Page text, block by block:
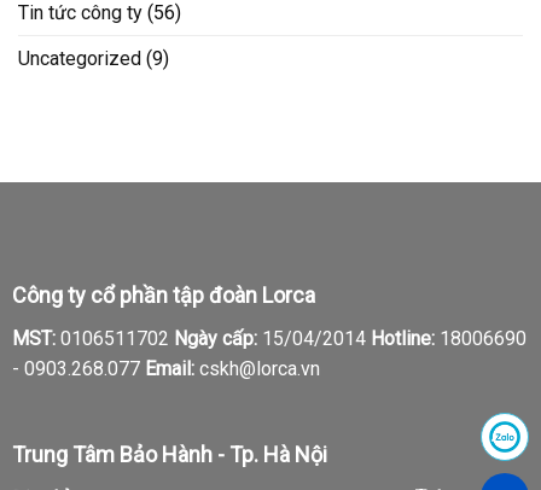
Tin tức công ty (56)
Uncategorized (9)
Công ty cổ phần tập đoàn Lorca
MST:0106511702 Ngày cấp:15/04/2014 Hotline:18006690
- 0903.268.077 Email:cskh@lorca.vn
Trung Tâm Bảo Hành - Tp. Hà Nội